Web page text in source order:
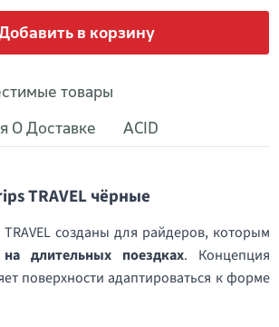
в корзину
товары
О Доставке
ACID
TRAVEL чёрные
созданы для райдеров, которым
длительных поездках. Концепция
поверхности адаптироваться к форме